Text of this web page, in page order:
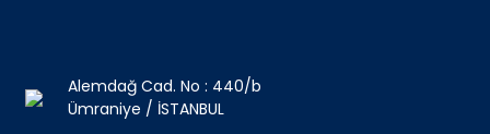
Alemdağ Cad. No : 440/b
Ümraniye / İSTANBUL